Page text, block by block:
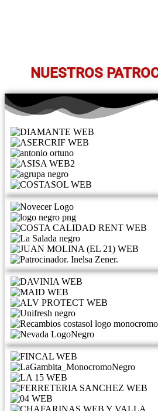
NUESTROS